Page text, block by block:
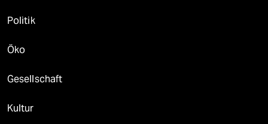
Politik
Öko
Gesellschaft
Kultur